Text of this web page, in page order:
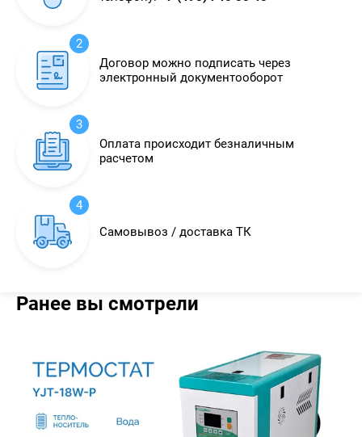
2
Договор можно подписать через
электронный документооборот
3
Оплата происходит безналичным
расчетом
4
Самовывоз / доставка ТК
Ранее вы смотрели